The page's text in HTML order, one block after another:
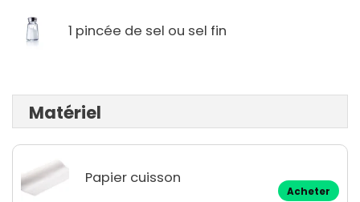
1 pincée de sel ou sel fin
Matériel
Papier cuisson
Acheter